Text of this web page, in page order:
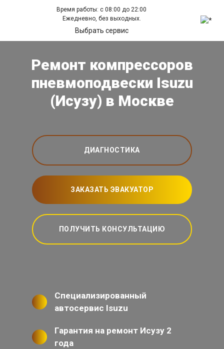
Время работы: с 08:00 до 22:00
Ежедневно, без выходных.
Выбрать сервис
Ремонт компрессоров
пневмоподвески Isuzu
(Исузу) в Москве
ДИАГНОСТИКА
ЗАКАЗАТЬ ЭВАКУАТОР
ПОЛУЧИТЬ КОНСУЛЬТАЦИЮ
Специализированный
автосервис Isuzu
Гарантия на ремонт Исузу 2
года